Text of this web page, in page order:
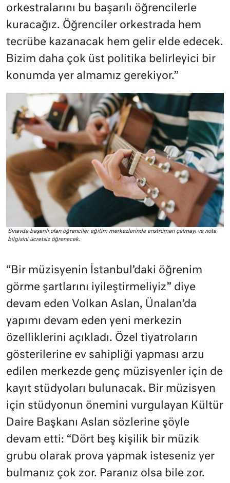
orkestralarını bu başarılı öğrencilerle
kuracağız. Öğrenciler orkestrada hem
tecrübe kazanacak hem gelir elde edecek.
Bizim daha çok üst politika belirleyici bir
konumda yer almamız gerekiyor.”
Sınavda başarılı olan öğrenciler eğitim merkezlerinde enstrüman çalmayı ve nota
bilgisini ücretsiz öğrenecek.
“Bir müzisyenin İstanbul’daki öğrenim
görme şartlarını iyileştirmeliyiz” diye
devam eden Volkan Aslan, Ünalan’da
yapımı devam eden yeni merkezin
özelliklerini açıkladı. Özel tiyatroların
gösterilerine ev sahipliği yapması arzu
edilen merkezde genç müzisyenler için de
kayıt stüdyoları bulunacak. Bir müzisyen
için stüdyonun önemini vurgulayan Kültür
Daire Başkanı Aslan sözlerine şöyle
devam etti: “Dört beş kişilik bir müzik
grubu olarak prova yapmak isteseniz yer
bulmanız çok zor. Paranız olsa bile zor.